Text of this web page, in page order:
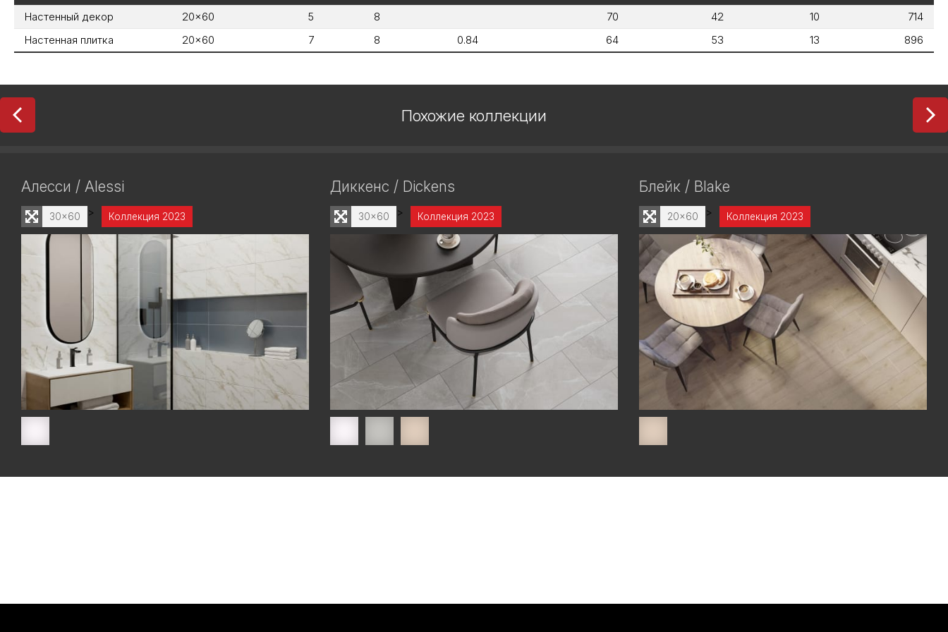
Настенный декор 20x60 5 8 70 42 10
714
Настенная плитка
20x60 7 8 0.84 64 53 13 896
Похожие коллекции
Алесси / Alessi
>
30x60 Коллекция 2023
Диккенс / Dickens
>
30x60 Коллекция 2023
Блейк / Blake
>
20x60 Коллекция 2023